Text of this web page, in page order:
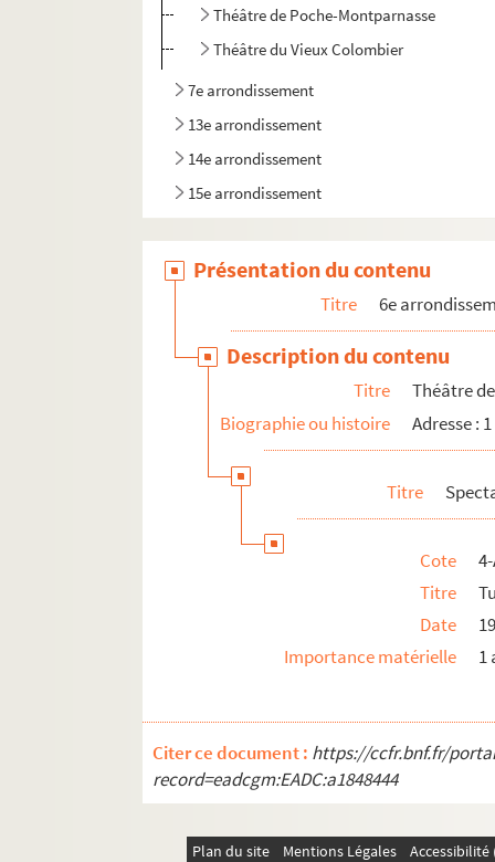
Théâtre de Poche-Montparnasse
Théâtre du Vieux Colombier
7e arrondissement
13e arrondissement
14e arrondissement
15e arrondissement
Présentation du contenu
Titre 6e
Description du contenu
Titre
Théâtre
Biographie ou histoire
Adresse :
Titre
Cote
Titre
Date
Importance matérielle
1
Citer ce document : https://ccfr.bnf.fr/
record=eadcgm:EADC:a1848444
Plan du site Mentions Légales